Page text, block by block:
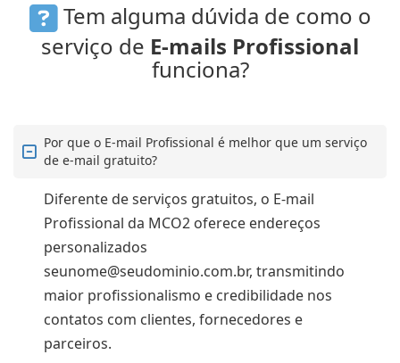
Tem alguma dúvida de como o
serviço de E-mails Profissional
funciona?
Por que o E-mail Profissional é melhor que um serviço
de e-mail gratuito?
Diferente de serviços gratuitos, o E-mail
Profissional da MCO2 oferece endereços
personalizados
seunome@seudominio.com.br, transmitindo
maior profissionalismo e credibilidade nos
contatos com clientes, fornecedores e
parceiros.